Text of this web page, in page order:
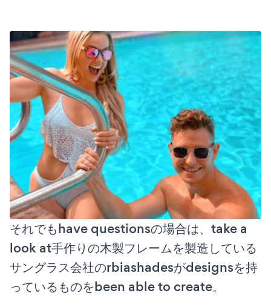
それでもhave questionsの場合は、take a
look at手作りの木製フレームを製造している
サングラス会社のrbiashadesがdesignsを持
っているものをbeen able to create。